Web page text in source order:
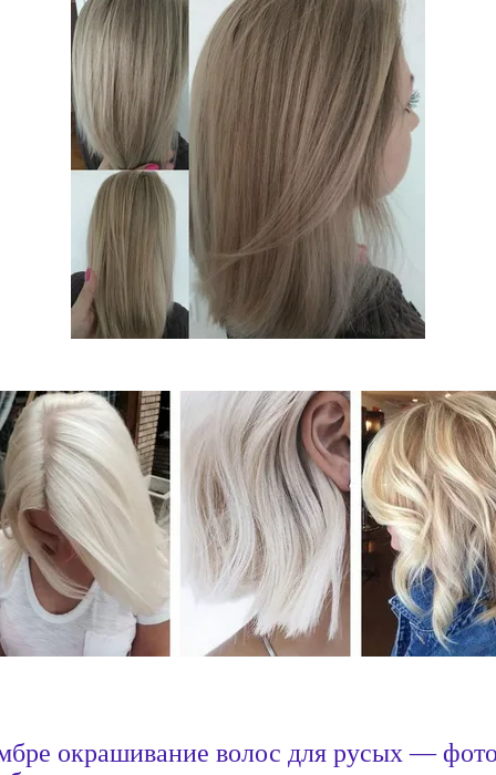
окрашивание волос для русых —